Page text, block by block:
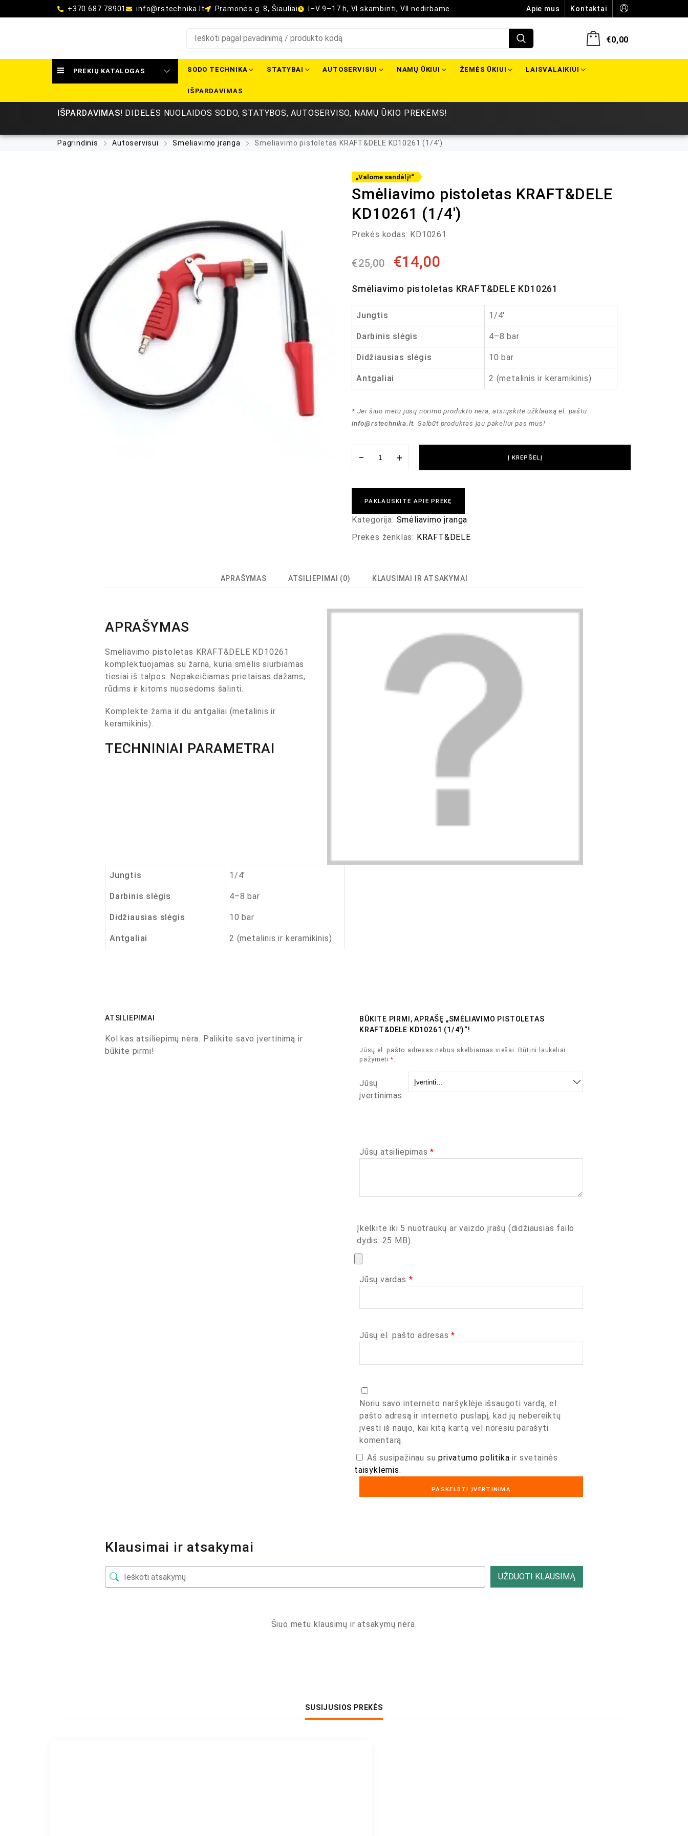
+370 687 78901 info@rstechnika.lt Pramonės g. 8, Šiauliai I–V 9–17 h, VI skambinti, VII nedirbame Apie mus Kontaktai
€0,00
PREKIŲ KATALOGAS SODO TECHNIKA STATYBAI AUTOSERVISUI NAMŲ ŪKIUI ŽEMĖS ŪKIUI LAISVALAIKIUI
IŠPARDAVIMAS
IŠPARDAVIMAS! DIDELĖS NUOLAIDOS SODO, STATYBOS, AUTOSERVISO, NAMŲ ŪKIO PREKĖMS!
Pagrindinis Autoservisui Smėliavimo įranga Smėliavimo pistoletas KRAFT&DELE KD10261 (1/4′)
„Valome sandėlį!“
Smėliavimo pistoletas KRAFT&DELE
KD10261 (1/4′)
Prekės kodas: KD10261
€25,00 €14,00
Smėliavimo pistoletas KRAFT&DELE KD10261
Jungtis 1/4′
Darbinis slėgis 4–8 bar
Didžiausias slėgis 10 bar
Antgaliai 2 (metalinis ir keramikinis)
* Jei šiuo metu jūsų norimo produkto nėra, atsiųskite užklausą el. paštu
info@rstechnika.lt. Galbūt produktas jau pakeliui pas mus!
− + Į KREPŠELĮ
PAKLAUSKITE APIE PREKĘ
Kategorija: Smėliavimo įranga
Prekės ženklas: KRAFT&DELE
APRAŠYMAS ATSILIEPIMAI (0) KLAUSIMAI IR ATSAKYMAI
APRAŠYMAS
Smėliavimo pistoletas KRAFT&DELE KD10261
komplektuojamas su žarna, kuria smėlis siurbiamas
tiesiai iš talpos. Nepakeičiamas prietaisas dažams,
rūdims ir kitoms nuosėdoms šalinti.
Komplekte žarna ir du antgaliai (metalinis ir
keramikinis).
TECHNINIAI PARAMETRAI
Jungtis 1/4′
Darbinis slėgis 4–8 bar
Didžiausias slėgis 10 bar
Antgaliai 2 (metalinis ir keramikinis)
ATSILIEPIMAI
Kol kas atsiliepimų nėra. Palikite savo įvertinimą ir
būkite pirmi!
BŪKITE PIRMI, APRAŠĘ „SMĖLIAVIMO PISTOLETAS
KRAFT&DELE KD10261 (1/4′)“!
Jūsų el. pašto adresas nebus skelbiamas viešai. Būtini laukeliai
pažymėti*.
Jūsų
įvertinimas
Jūsų atsiliepimas*
Įkelkite iki 5 nuotraukų ar vaizdo įrašų (didžiausias failo
dydis: 25 MB).
Jūsų vardas *
Jūsų el. pašto adresas*
Noriu savo interneto naršyklėje išsaugoti vardą, el.
pašto adresą ir interneto puslapį, kad jų nebereiktų
įvesti iš naujo, kai kitą kartą vėl norėsiu parašyti
komentarą.
Aš susipažinau suprivatumo politika ir svetainės
taisyklėmis.
Klausimai ir atsakymai
UŽDUOTI KLAUSIMĄ
Šiuo metu klausimų ir atsakymų nėra.
SUSIJUSIOS PREKĖS